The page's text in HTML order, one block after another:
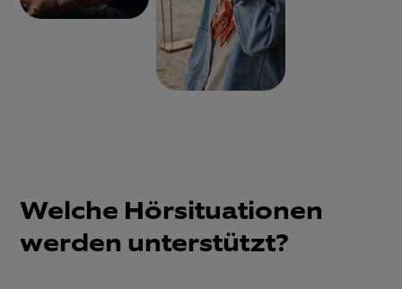
Welche Hörsituationen
werden unterstützt?